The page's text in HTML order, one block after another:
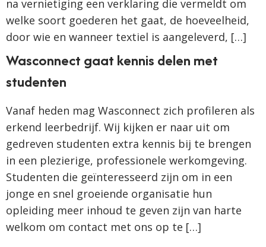
na vernietiging een verklaring die vermeldt om
welke soort goederen het gaat, de hoeveelheid,
door wie en wanneer textiel is aangeleverd, […]
Wasconnect gaat kennis delen met
studenten
Vanaf heden mag Wasconnect zich profileren als
erkend leerbedrijf. Wij kijken er naar uit om
gedreven studenten extra kennis bij te brengen
in een plezierige, professionele werkomgeving.
Studenten die geïnteresseerd zijn om in een
jonge en snel groeiende organisatie hun
opleiding meer inhoud te geven zijn van harte
welkom om contact met ons op te […]